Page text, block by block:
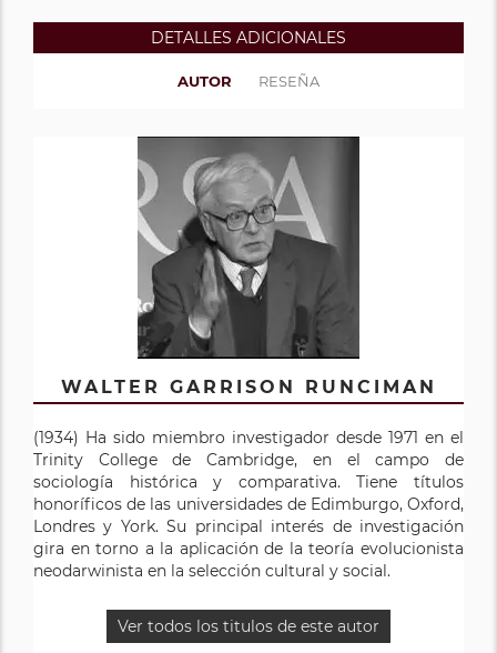
DETALLES ADICIONALES
AUTOR RESEÑA
WALTER GARRISON RUNCIMAN
(1934) Ha sido miembro investigador desde 1971 en el
Trinity College de Cambridge, en el campo de
sociología histórica y comparativa. Tiene títulos
honoríficos de las universidades de Edimburgo, Oxford,
Londres y York. Su principal interés de investigación
gira en torno a la aplicación de la teoría evolucionista
neodarwinista en la selección cultural y social.
Ver todos los titulos de este autor